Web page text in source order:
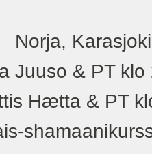
Karasjoki
& PT klo
& PT klo